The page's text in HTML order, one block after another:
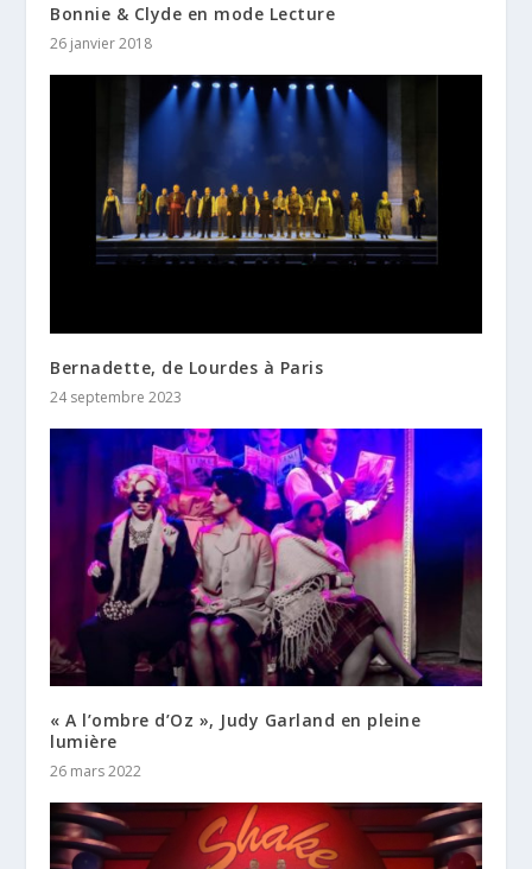
Bonnie & Clyde en mode Lecture
26 janvier 2018
Bernadette, de Lourdes à Paris
24 septembre 2023
« A l’ombre d’Oz », Judy Garland en pleine
lumière
26 mars 2022